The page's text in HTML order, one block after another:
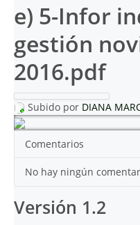
e) 5-Infor
gestión
2016.pdf
Subido por DIANA
Comentarios
No hay ningún
Versión 1.2